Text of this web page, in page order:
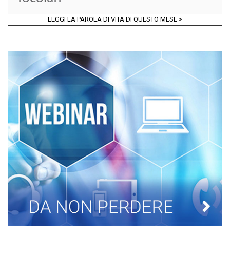
LEGGI LA PAROLA DI VITA DI QUESTO MESE >